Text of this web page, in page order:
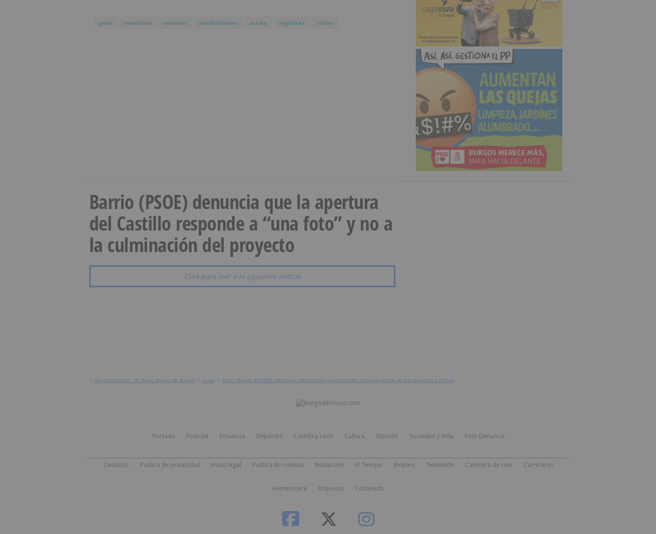
psoe mantiene abiertas posibilidades senda veguillas cortes
Barrio (PSOE) denuncia que la apertura
del Castillo responde a “una foto” y no a
la culminación del proyecto
Click para leer a la siguiente noticia
> BurgosNoticias - El diario digital de Burgos > Local > Local Burgos: El PSOE mantiene abiertas las posibilidades sobre la senda de las Veguillas a Cortes
Portada Podcast Provincia Deportes Castilla y León Cultura Opinión Sociedad y Vida Foto Denuncia
Contacto Política de privacidad Aviso legal Política de cookies Redacción El Tiempo Empleo Televisión Cartelera de cine Carreteras
Hemeroteca Etiquetas Contenido